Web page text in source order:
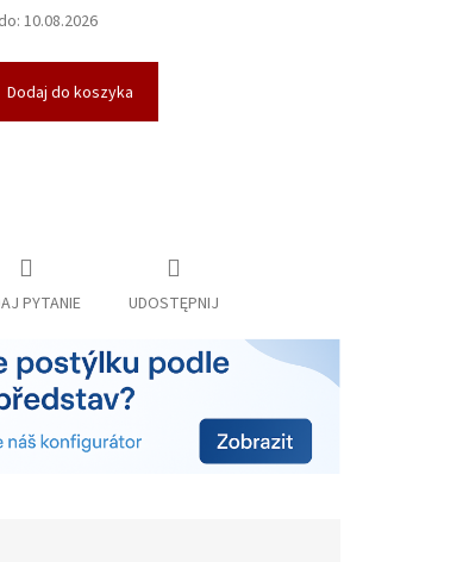
10.08.2026
Dodaj do koszyka
PYTANIE UDOSTĘPNIJ